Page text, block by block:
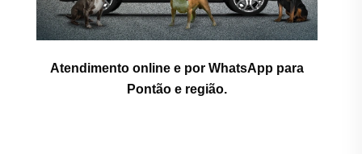
Atendimento online e por WhatsApp para
Pontão e região.